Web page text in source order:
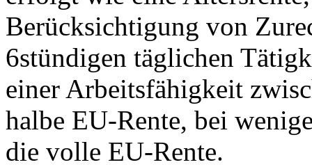
Berücksichtigung von
6stündigen täglichen
einer Arbeitsfähigkeit
halbe EU-Rente, bei
die volle EU-Rente.